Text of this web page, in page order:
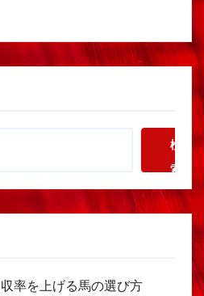
検
索
率を上げる馬の選び方